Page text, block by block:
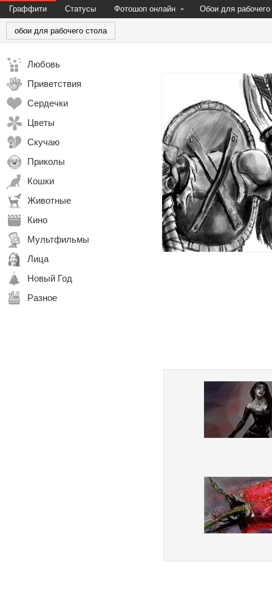
Граффити Статусы Фотошоп онлайн Обои для рабочего
обои для рабочего стола
Любовь
Приветствия
Сердечки
Цветы
Скучаю
Приколы
Кошки
Животные
Кино
Мультфильмы
Лица
Новый Год
Разное